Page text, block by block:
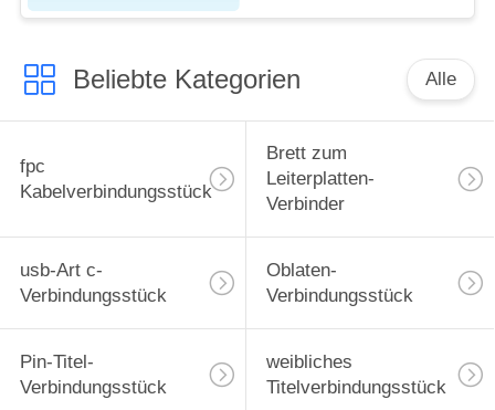
Beliebte Kategorien Alle
fpc
Kabelverbindungsstück
Brett zum
Leiterplatten-
Verbinder
usb-Art c-
Verbindungsstück
Oblaten-
Verbindungsstück
Pin-Titel-
Verbindungsstück
weibliches
Titelverbindungsstück